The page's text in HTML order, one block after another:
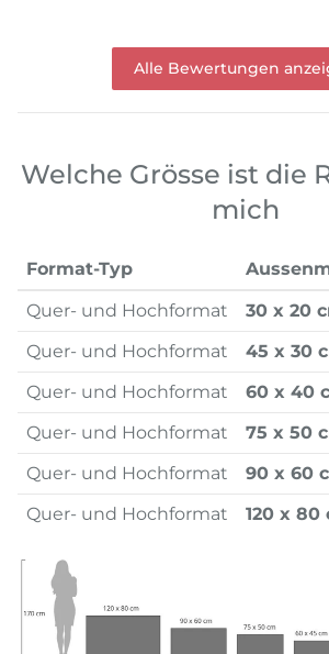
Alle Bewertungen
Welche Grösse ist die
mich
Format-Typ
Quer- und Hochformat
30 x 20
Quer- und Hochformat
45 x 30
Quer- und Hochformat
60 x 40
Quer- und Hochformat
75 x 50
Quer- und Hochformat
90 x 60
Quer- und Hochformat
120 x 80